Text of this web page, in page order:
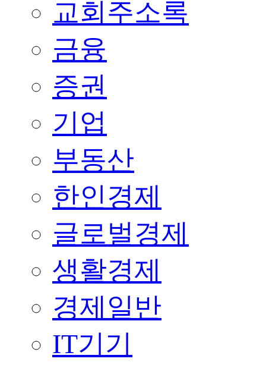
교회주소록
금융
증권
기업
부동산
한인경제
글로벌경제
생활경제
경제일반
IT기기